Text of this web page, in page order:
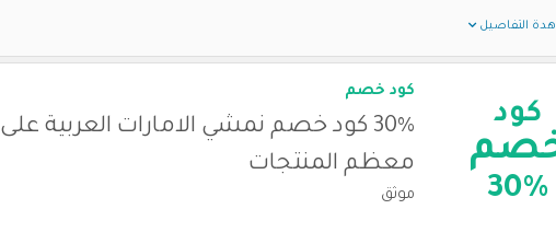
التفاصيل
كود
30%
كود خصم
30% كود خصم نمشي الامارات العربية على
معظم المنتجات
موثق